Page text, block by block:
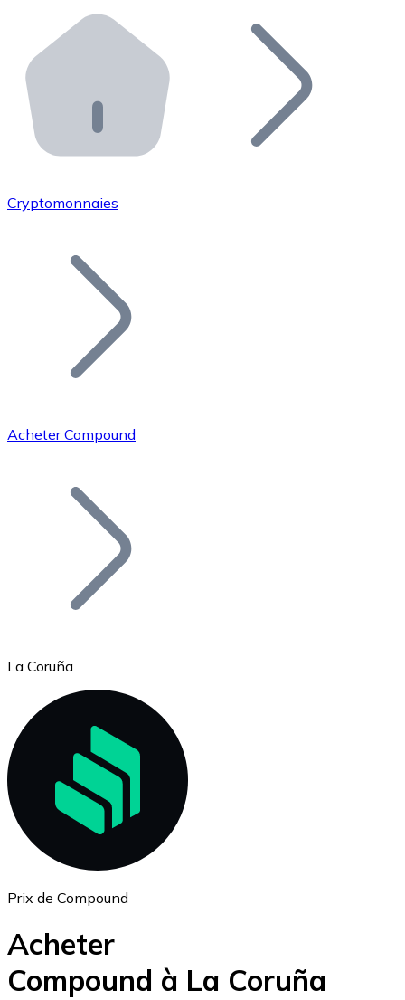
Distributeurs automatiques Bitnovo
Intégrez un ATM Bitnovo dans votre entreprise et
API Bitnovo
Intégrez notre API dans votre écosystème.
Rejoignez notre réseau de distributeurs et
Ajoutez le token de votre projet à notre service
Bitcoin
Ethereum
ETH
Cryptomonnaies
Acheter Compound
La Coruña
Prix de Compound
Acheter
Compound à La Coruña